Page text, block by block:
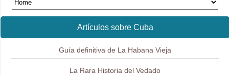
Artículos sobre Cuba
Guía definitiva de La Habana Vieja
La Rara Historia del Vedado